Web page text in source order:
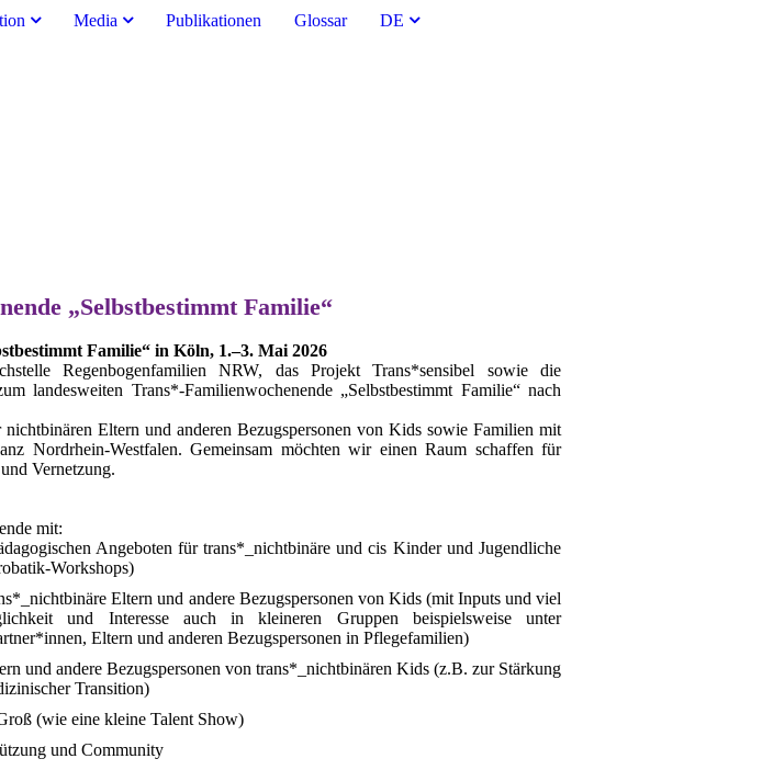
Media Publikationen Glossar DE
„Selbstbestimmt Familie“
Familie“ in Köln, 1.–3. Mai 2026
Regenbogenfamilien NRW, das Projekt Trans*sensibel sowie die
landesweiten Trans*-Familienwochenende „Selbstbestimmt Familie“ nach
Eltern und anderen Bezugspersonen von Kids sowie Familien mit
Nordrhein-Westfalen. Gemeinsam möchten wir einen Raum schaffen für
Vernetzung.
mit:
Angeboten für trans*_nichtbinäre und cis Kinder und Jugendliche
Workshops)
Eltern und andere Bezugspersonen von Kids (mit Inputs und viel
und Interesse auch in kleineren Gruppen beispielsweise unter
Eltern und anderen Bezugspersonen in Pflegefamilien)
und andere Bezugspersonen von trans*_nichtbinären Kids (z.B. zur Stärkung
Transition)
(wie eine kleine Talent Show)
und Community